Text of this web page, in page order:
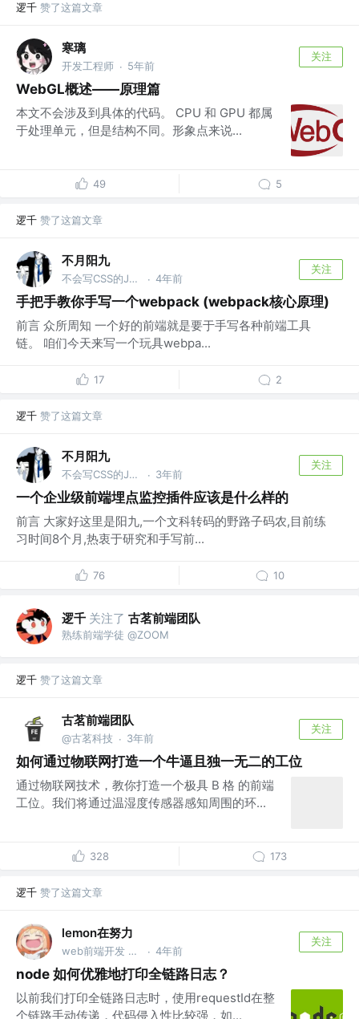
逻千 赞了这篇文章
寒璃
开发工程师 · 5年前
关注
WebGL概述——原理篇
本文不会涉及到具体的代码。 CPU 和 GPU 都属
于处理单元，但是结构不同。形象点来说...
49 5
逻千 赞了这篇文章
不月阳九
不会写CSS的JS攻城狮 @蚂蚁国际 · 4年前
关注
手把手教你手写一个webpack (webpack核心原理)
前言 众所周知 一个好的前端就是要于手写各种前端工具
链。 咱们今天来写一个玩具webpa...
17 2
逻千 赞了这篇文章
不月阳九
不会写CSS的JS攻城狮 @蚂蚁国际 · 3年前
关注
一个企业级前端埋点监控插件应该是什么样的
前言 大家好这里是阳九,一个文科转码的野路子码农,目前练
习时间8个月,热衷于研究和手写前...
76 10
逻千 关注了 古茗前端团队
熟练前端学徒 @ZOOM
逻千 赞了这篇文章
古茗前端团队
@古茗科技 · 3年前
关注
如何通过物联网打造一个牛逼且独一无二的工位
通过物联网技术，教你打造一个极具 B 格 的前端
工位。我们将通过温湿度传感器感知周围的环...
328 173
逻千 赞了这篇文章
lemon在努力
web前端开发 @互联网搬砖工厂 · 4年前
关注
node 如何优雅地打印全链路日志？
以前我们打印全链路日志时，使用requestId在整
个链路手动传递，代码侵入性比较强，如...